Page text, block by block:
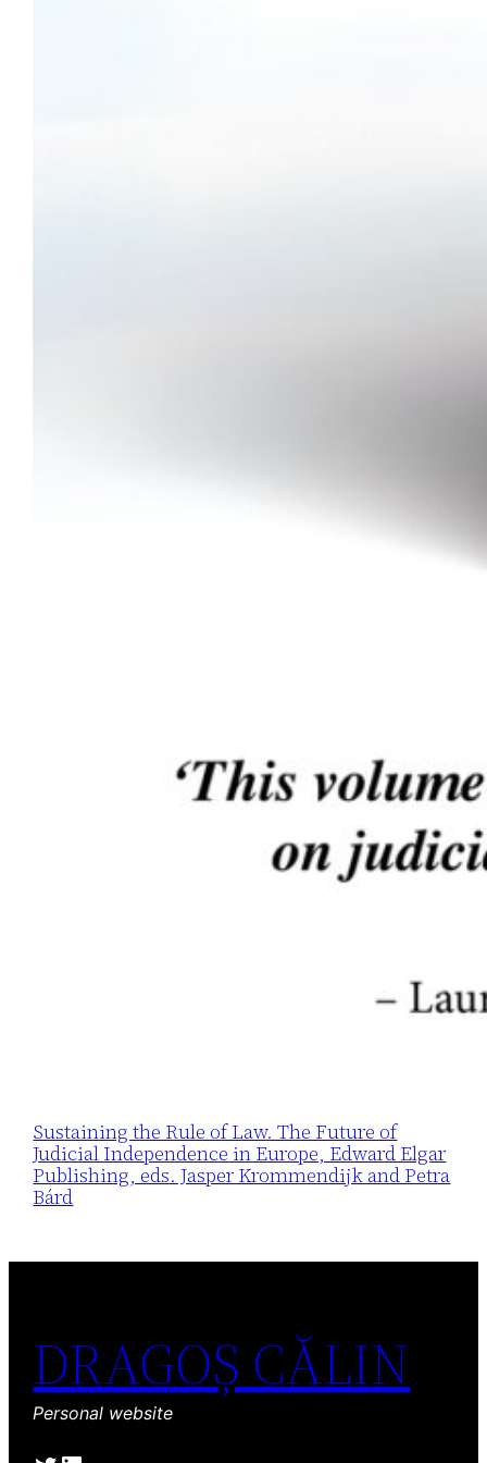
Sustaining the Rule of Law. The Future of
Judicial Independence in Europe, Edward Elgar
Publishing, eds. Jasper Krommendijk and Petra
Bárd
DRAGOȘ CĂLIN
Personal website